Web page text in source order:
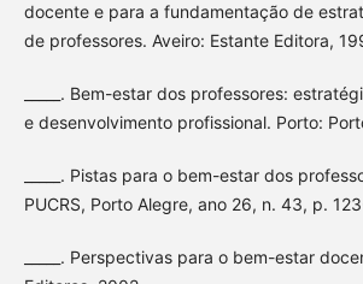
docente e para a fundamentação de
de professores. Aveiro: Estante Editora,
_____. Bem-estar dos professores:
e desenvolvimento profissional. Porto:
_____. Pistas para o bem-estar dos
PUCRS, Porto Alegre, ano 26, n. 43, p.
_____. Perspectivas para o bem-estar